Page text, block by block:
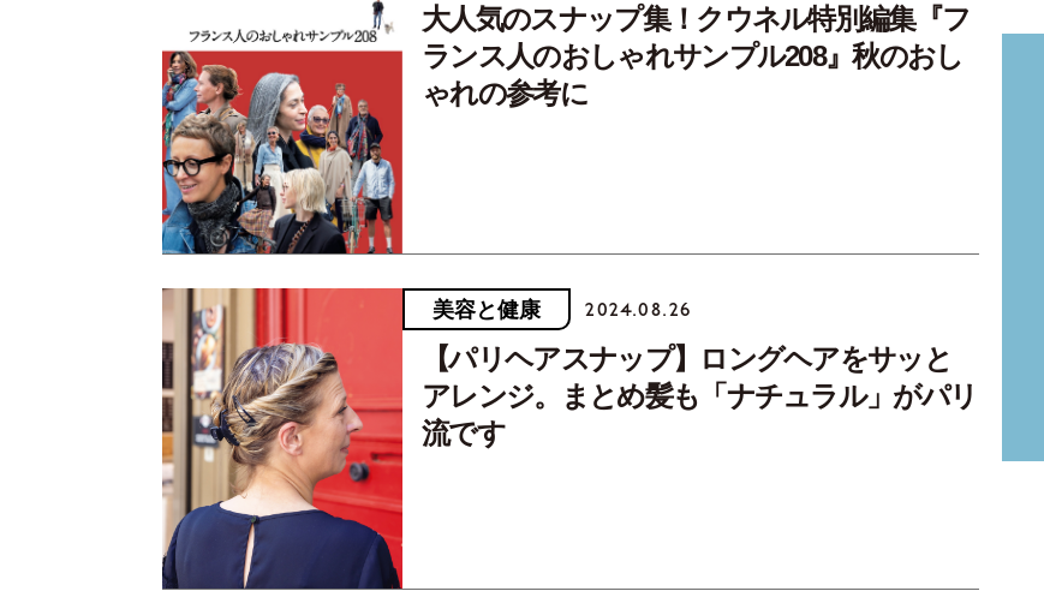
大人気のスナップ集！クウネル特別編集『フ
ランス人のおしゃれサンプル208』秋のおし
ゃれの参考に
美容と健康 2024.08.26
【パリヘアスナップ】ロングヘアをサッと
アレンジ。まとめ髪も「ナチュラル」がパリ
流です